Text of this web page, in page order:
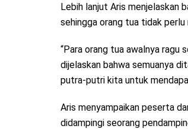
Lebih lanjut Aris menjelaskan
sehingga orang tua tidak
“Para orang tua awalnya ragu
dijelaskan bahwa semuanya
putra-putri kita untuk
Aris menyampaikan peserta
didampingi seorang